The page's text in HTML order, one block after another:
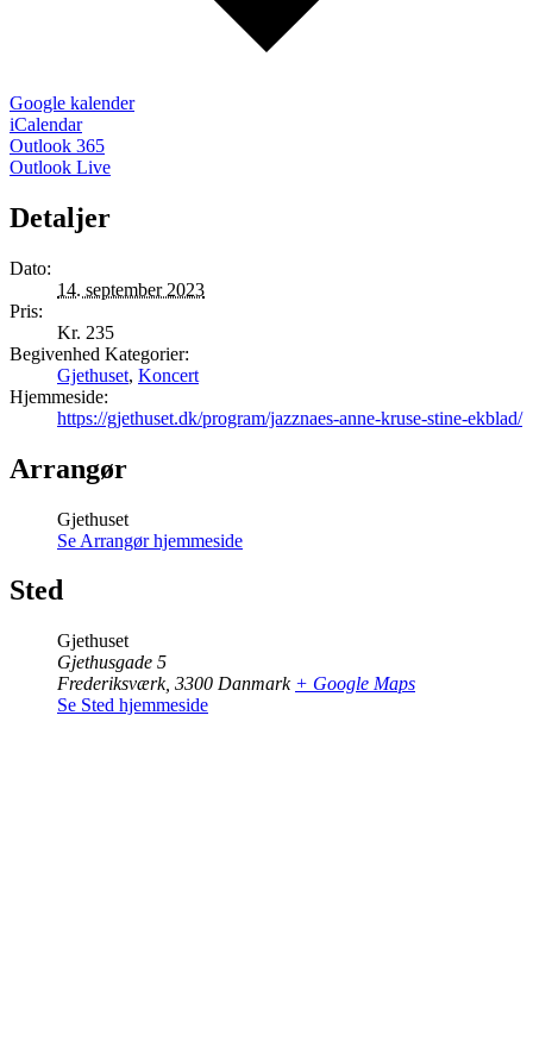
Google kalender
iCalendar
Outlook 365
Outlook Live
Detaljer
Dato:
14. september 2023
Pris:
Kr. 235
Begivenhed Kategorier:
Gjethuset, Koncert
Hjemmeside:
https://gjethuset.dk/program/jazznaes-anne-kruse-stine-ekblad/
Arrangør
Gjethuset
Se Arrangør hjemmeside
Sted
Gjethuset
Gjethusgade 5
Frederiksværk, 3300 Danmark + Google Maps
Se Sted hjemmeside